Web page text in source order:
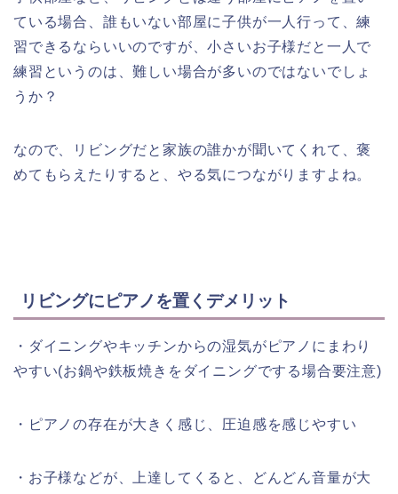
ている場合、誰もいない部屋に子供が一人行って、練
習できるならいいのですが、小さいお子様だと一人で
練習というのは、難しい場合が多いのではないでしょ
うか？
なので、リビングだと家族の誰かが聞いてくれて、褒
めてもらえたりすると、やる気につながりますよね。
リビングにピアノを置くデメリット
・ダイニングやキッチンからの湿気がピアノにまわり
やすい(お鍋や鉄板焼きをダイニングでする場合要注意)
・ピアノの存在が大きく感じ、圧迫感を感じやすい
・お子様などが、上達してくると、どんどん音量が大